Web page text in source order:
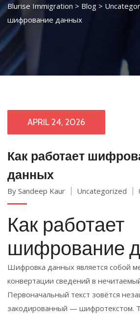
Blurise Immigration > Blog >
шифрование данных
APRIL 24, 2026
Как работает
данных
By Sandeep Kaur Uncategorized
Как работает
шифрование
Шифровка данных является собой
конвертации сведений в
Первоначальный текст зовётся
закодированный — шифротекстом.